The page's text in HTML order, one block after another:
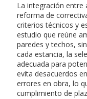
La integración entre
reforma de
criterios técnicos y
estudio que reúne
paredes y techos,
cada estancia, la
adecuada para
evita desacuerdos
errores en obra, lo
cumplimiento de